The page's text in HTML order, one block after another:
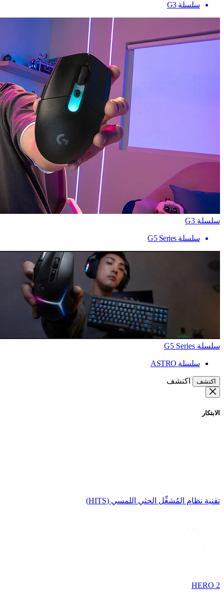
سلسلة G3
سلسلة G3
سلسلة G5 Series
سلسلة G5 Series
سلسلة ASTRO
اكتشف اكتشف
الابتكار
تقنية نظام المُشغِّل الحثي اللمسي (HITS)
HERO 2